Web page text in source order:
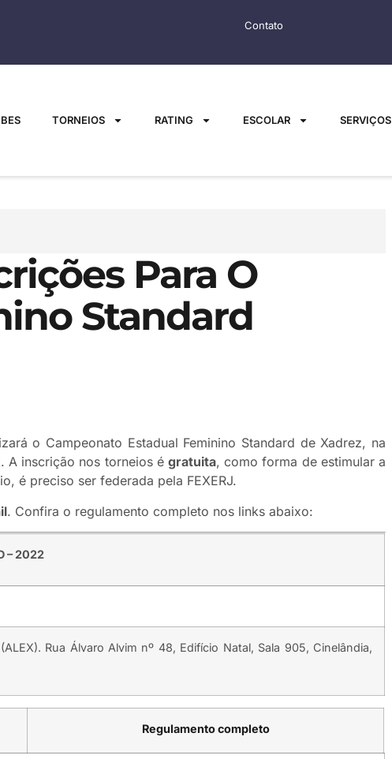
Contato
TORNEIOS RATING ESCOLAR SERVIÇOS
Para O
Standard
o Campeonato Estadual Feminino Standard de Xadrez, na
. A inscrição nos torneios égratuita, como forma de estimular a
é preciso ser federada pela FEXERJ.
. Confira o regulamento completo nos links abaixo:
– 2022
Rua Álvaro Alvim nº 48, Edifício Natal, Sala 905, Cinelândia,
Regulamento completo